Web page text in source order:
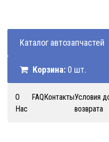
Каталог автозапчастей
Корзина: 0 шт.
О
Нас
FAQКонтактыУсловия
возврата